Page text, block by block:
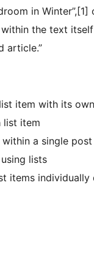
in
the text
article.”
item with its
list item
a single post
lists
items